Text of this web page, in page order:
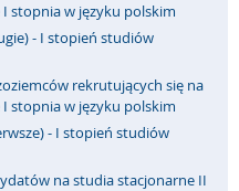
stopnia w języku polskim
- I stopień studiów
rekrutujących się na
stopnia w języku polskim
- I stopień studiów
na studia stacjonarne II